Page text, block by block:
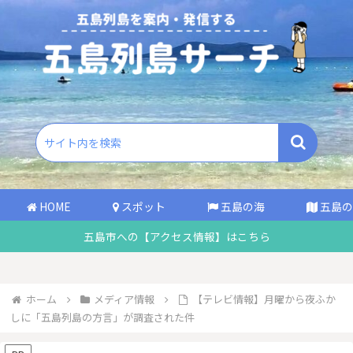
HOME スポット 五島の海
五島
五島市への【アクセス情報】はこちら
ホーム メディア情報
【テレビ情報】月曜から夜ふか
しに「五島列島の方言」が調査された件